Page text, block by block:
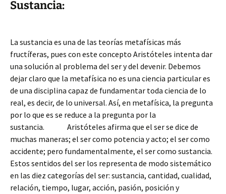
Sustancia:
La sustancia es una de las teorías metafísicas más
fructíferas, pues con este concepto Aristóteles intenta dar
una solución al problema del ser y del devenir. Debemos
dejar claro que la metafísica no es una ciencia particular es
de una disciplina capaz de fundamentar toda ciencia de lo
real, es decir, de lo universal. Así, en metafísica, la pregunta
por lo que es se reduce a la pregunta por la
sustancia. Aristóteles afirma que el ser se dice de
muchas maneras; el ser como potencia y acto; el ser como
accidente; pero fundamentalmente, el ser como sustancia.
Estos sentidos del ser los representa de modo sistemático
en las diez categorías del ser: sustancia, cantidad, cualidad,
relación, tiempo, lugar, acción, pasión, posición y